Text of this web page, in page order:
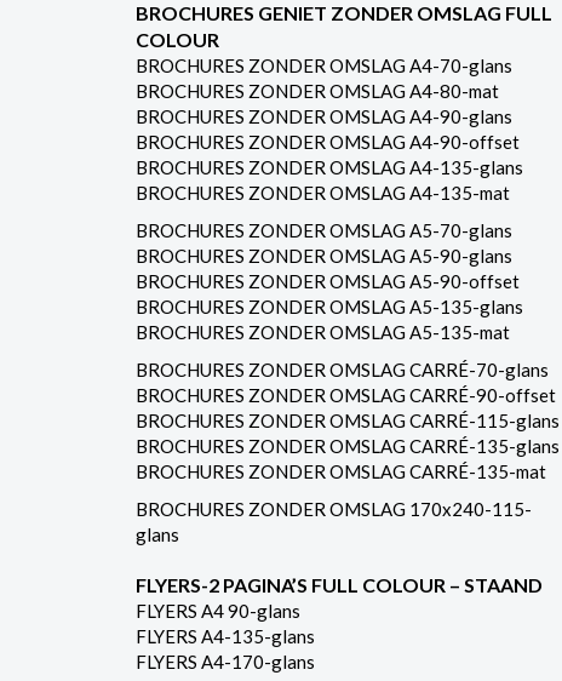
BROCHURES GENIET ZONDER OMSLAG FULL
COLOUR
BROCHURES ZONDER OMSLAG A4-70-glans
BROCHURES ZONDER OMSLAG A4-80-mat
BROCHURES ZONDER OMSLAG A4-90-glans
BROCHURES ZONDER OMSLAG A4-90-offset
BROCHURES ZONDER OMSLAG A4-135-glans
BROCHURES ZONDER OMSLAG A4-135-mat
BROCHURES ZONDER OMSLAG A5-70-glans
BROCHURES ZONDER OMSLAG A5-90-glans
BROCHURES ZONDER OMSLAG A5-90-offset
BROCHURES ZONDER OMSLAG A5-135-glans
BROCHURES ZONDER OMSLAG A5-135-mat
BROCHURES ZONDER OMSLAG CARRÉ-70-glans
BROCHURES ZONDER OMSLAG CARRÉ-90-offset
BROCHURES ZONDER OMSLAG CARRÉ-115-glans
BROCHURES ZONDER OMSLAG CARRÉ-135-glans
BROCHURES ZONDER OMSLAG CARRÉ-135-mat
BROCHURES ZONDER OMSLAG 170x240-115-
glans
FLYERS-2 PAGINA’S FULL COLOUR – STAAND
FLYERS A4 90-glans
FLYERS A4-135-glans
FLYERS A4-170-glans